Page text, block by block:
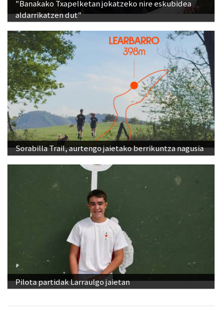
Sorabilla Trail, aurtengo jaietako berrikuntza nagusia
Pilota partidak Larraulgo jaietan